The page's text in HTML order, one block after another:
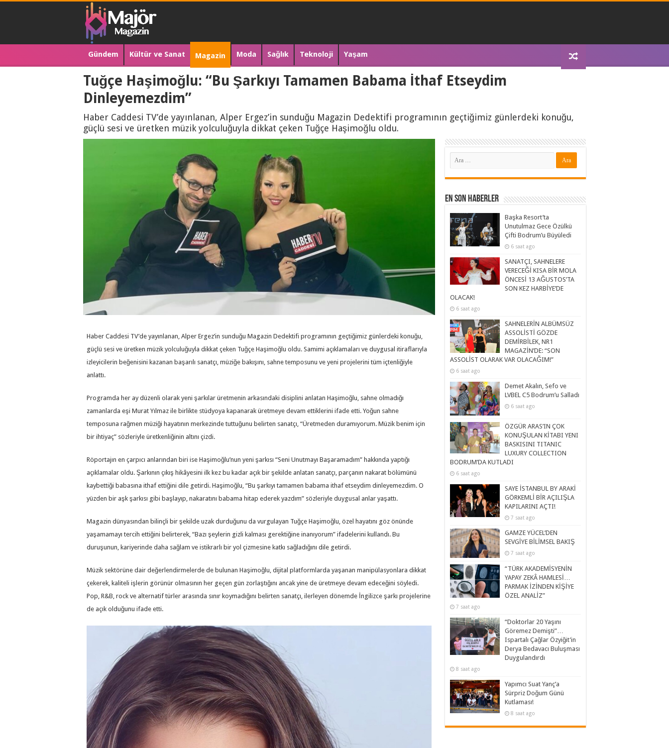
Gündem Kültür ve Sanat Magazin Moda Sağlık Teknoloji Yaşam
Tuğçe Haşimoğlu: “Bu Şarkıyı Tamamen Babama İthaf Etseydim
Dinleyemezdim”
Haber Caddesi TV’de yayınlanan, Alper Ergez’in sunduğu Magazin Dedektifi programının geçtiğimiz günlerdeki konuğu,
güçlü sesi ve üretken müzik yolculuğuyla dikkat çeken Tuğçe Haşimoğlu oldu.
Haber Caddesi TV’de yayınlanan, Alper Ergez’in sunduğu Magazin Dedektifi programının geçtiğimiz günlerdeki konuğu,
güçlü sesi ve üretken müzik yolculuğuyla dikkat çeken Tuğçe Haşimoğlu oldu. Samimi açıklamaları ve duygusal itiraflarıyla
izleyicilerin beğenisini kazanan başarılı sanatçı, müziğe bakışını, sahne temposunu ve yeni projelerini tüm içtenliğiyle
anlattı.
Programda her ay düzenli olarak yeni şarkılar üretmenin arkasındaki disiplini anlatan Haşimoğlu, sahne olmadığı
zamanlarda eşi Murat Yılmaz ile birlikte stüdyoya kapanarak üretmeye devam ettiklerini ifade etti. Yoğun sahne
temposuna rağmen müziği hayatının merkezinde tuttuğunu belirten sanatçı, “Üretmeden duramıyorum. Müzik benim için
bir ihtiyaç” sözleriyle üretkenliğinin altını çizdi.
Röportajın en çarpıcı anlarından biri ise Haşimoğlu’nun yeni şarkısı “Seni Unutmayı Başaramadım” hakkında yaptığı
açıklamalar oldu. Şarkının çıkış hikâyesini ilk kez bu kadar açık bir şekilde anlatan sanatçı, parçanın nakarat bölümünü
kaybettiği babasına ithaf ettiğini dile getirdi. Haşimoğlu, “Bu şarkıyı tamamen babama ithaf etseydim dinleyemezdim. O
yüzden bir aşk şarkısı gibi başlayıp, nakaratını babama hitap ederek yazdım” sözleriyle duygusal anlar yaşattı.
Magazin dünyasından bilinçli bir şekilde uzak durduğunu da vurgulayan Tuğçe Haşimoğlu, özel hayatını göz önünde
yaşamamayı tercih ettiğini belirterek, “Bazı şeylerin gizli kalması gerektiğine inanıyorum” ifadelerini kullandı. Bu
duruşunun, kariyerinde daha sağlam ve istikrarlı bir yol çizmesine katkı sağladığını dile getirdi.
Müzik sektörüne dair değerlendirmelerde de bulunan Haşimoğlu, dijital platformlarda yaşanan manipülasyonlara dikkat
çekerek, kaliteli işlerin görünür olmasının her geçen gün zorlaştığını ancak yine de üretmeye devam edeceğini söyledi.
Pop, R&B, rock ve alternatif türler arasında sınır koymadığını belirten sanatçı, ilerleyen dönemde İngilizce şarkı projelerine
de açık olduğunu ifade etti.
En Son Haberler
Başka Resort’ta
Unutulmaz Gece Özülkü
Çifti Bodrum’u Büyüledi
6 saat ago
SANATÇI, SAHNELERE
VERECEĞİ KISA BİR MOLA
ÖNCESİ 13 AĞUSTOS’TA
SON KEZ HARBİYE’DE
OLACAK!
6 saat ago
SAHNELERİN ALBÜMSÜZ
ASSOLİSTİ GÖZDE
DEMİRBİLEK, NR1
MAGAZİN’DE: “SON
ASSOLİST OLARAK VAR OLACAĞIM!”
6 saat ago
Demet Akalın, Sefo ve
LVBEL C5 Bodrum’u Salladı
6 saat ago
ÖZGÜR ARAS’IN ÇOK
KONUŞULAN KİTABI YENI
BASKISINI TITANIC
LUXURY COLLECTION
BODRUM’DA KUTLADI
6 saat ago
SAYE İSTANBUL BY ARAKİ
GÖRKEMLİ BİR AÇILIŞLA
KAPILARINI AÇTI!
7 saat ago
GAMZE YÜCEL’DEN
SEVGİYE BİLİMSEL BAKIŞ
7 saat ago
“TÜRK AKADEMİSYENİN
YAPAY ZEKÂ HAMLESİ…
PARMAK İZİNDEN KİŞİYE
ÖZEL ANALİZ”
7 saat ago
“Doktorlar 20 Yaşını
Göremez Demişti”…
Ispartalı Çağlar Özyiğit’in
Derya Bedavacı Buluşması
Duygulandırdı
8 saat ago
Yapımcı Suat Yanç’a
Sürpriz Doğum Günü
Kutlaması!
8 saat ago